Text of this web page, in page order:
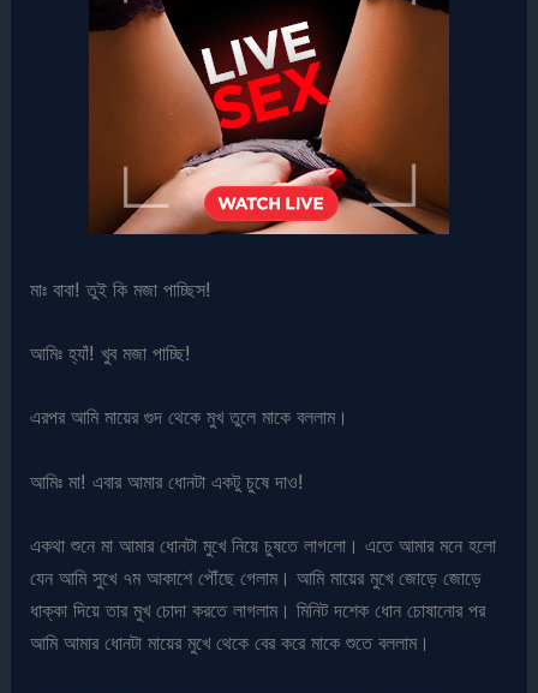
মাঃ বাবা! তুই কি মজা পাচ্ছিস!
আমিঃ হ্যাঁ! খুব মজা পাচ্ছি!
এরপর আমি মায়ের গুদ থেকে মুখ তুলে মাকে বললাম।
আমিঃ মা! এবার আমার ধোনটা একটু চুষে দাও!
একথা শুনে মা আমার ধোনটা মুখে নিয়ে চুষতে লাগলো। এতে আমার মনে হলো
যেন আমি সুখে ৭ম আকাশে পৌঁছে গেলাম। আমি মায়ের মুখে জোড়ে জোড়ে
ধাক্কা দিয়ে তার মুখ চোদা করতে লাগলাম। মিনিট দশেক ধোন চোষানোর পর
আমি আমার ধোনটা মায়ের মুখে থেকে বের করে মাকে শুতে বললাম।